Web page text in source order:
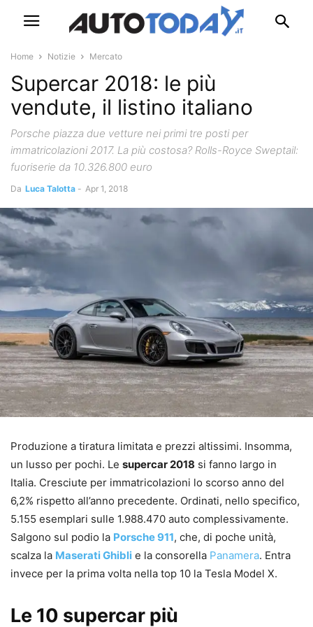
Home Notizie Mercato
Supercar 2018: le più
vendute, il listino italiano
Porsche piazza due vetture nei primi tre posti per
immatricolazioni 2017. La più costosa? Rolls-Royce Sweptail:
fuoriserie da 10.326.800 euro
Da Luca Talotta - Apr 1, 2018
Produzione a tiratura limitata e prezzi altissimi. Insomma,
un lusso per pochi. Le supercar 2018 si fanno largo in
Italia. Cresciute per immatricolazioni lo scorso anno del
6,2% rispetto all’anno precedente. Ordinati, nello specifico,
5.155 esemplari sulle 1.988.470 auto complessivamente.
Salgono sul podio la Porsche 911, che, di poche unità,
scalza la Maserati Ghibli e la consorella Panamera. Entra
invece per la prima volta nella top 10 la Tesla Model X.
Le 10 supercar più